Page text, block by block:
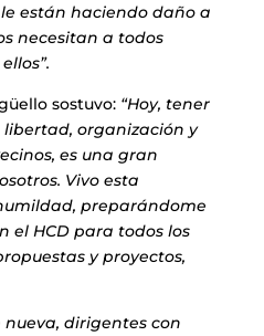
están haciendo daño a
necesitan a todos
sostuvo:“Hoy, tener
organización y
es una gran
Vivo esta
preparándome
el HCD para todos los
y proyectos,
nueva, dirigentes con